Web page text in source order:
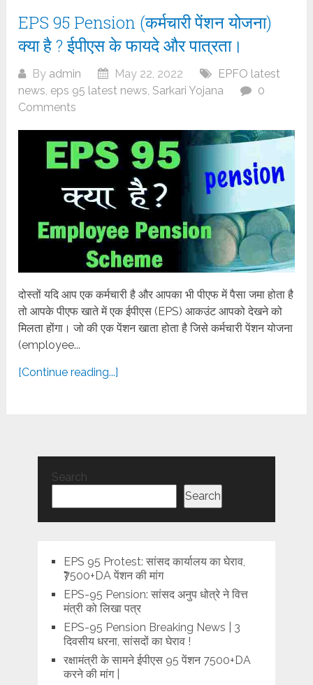
EPS 95 Pension (कर्मचारी पेंशन योजना)
क्या है ? ईपीएस के फायदे और पात्रता।
By admin May 22, 2022
EPFO latest
news, eps 95 latest news,Sarkari Yojana
0
Comments
दोस्तों यदि आप एक कर्मचारी है और आपका भी पीएफ में पैसा जमा होता है
तो आपके पीएफ खाते में एक ईपीएस (EPS) आकउंट आपको देखने को
मिलता होंगा। जो की एक पेंशन खाता होता है जिसे कर्मचारी पेंशन योजना
(employee...
[Continue reading...]
Search
Search
EPS 95 Protest: सांसद कार्यालय का घेराव,
₹7500+DA पेंशन की मांग
EPS-95 Pension: सांसद अनुप धोत्रे ने वित्त
मंत्री को लिखा पत्र
EPS-95 Pension Breaking News | 3
दिवसीय धरना, सांसदों का घेराव !
रक्षामंत्री के सामने ईपीएस 95 पेंशन 7500+DA
करने की मांग |